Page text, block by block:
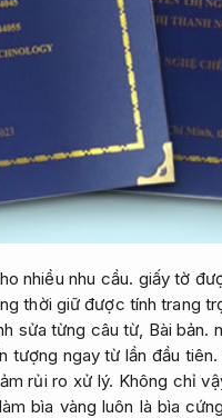
nhiều nhu cầu. giấy tờ
thời giữ được tính trang
sửa từng câu từ, Bài bản.
tượng ngay từ lần đầu tiên.
rủi ro xử lý. Không chỉ
bìa vàng luôn là bìa